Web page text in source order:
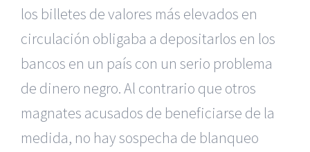
los billetes de valores más elevados en
circulación obligaba a depositarlos en los
bancos en un país con un serio problema
de dinero negro. Al contrario que otros
magnates acusados de beneficiarse de la
medida, no hay sospecha de blanqueo